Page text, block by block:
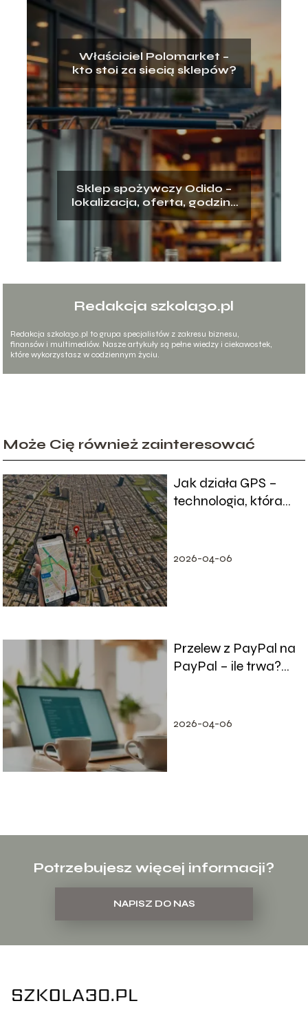
Właściciel Polomarket –
kto stoi za siecią sklepów?
Sklep spożywczy Odido –
lokalizacja, oferta, godziny
otwarcia
Redakcja szkola30.pl
Redakcja szkola30.pl to grupa specjalistów z zakresu biznesu,
finansów i multimediów. Nasze artykuły są pełne wiedzy i ciekawostek,
które wykorzystasz w codziennym życiu.
Może Cię również zainteresować
Jak działa GPS –
technologia, która
się
2026-04-06
Przelew z PayPal na
PayPal – ile trwa?
2026-04-06
Potrzebujesz więcej informacji?
NAPISZ DO NAS